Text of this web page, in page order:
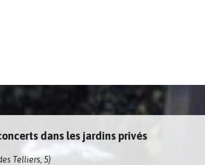
dans les jardins privés
Telliers, 5)